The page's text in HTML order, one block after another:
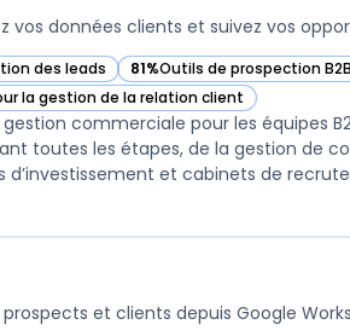
vos données clients et suivez vos
des leads
catégorie 81%Outils de prospection
— voir Charik dans cette
la gestion de la relation client
catégorie
commerciale pour les équipes
toutes les étapes, de la gestion de
d’investissement et cabinets de
prospects et clients depuis Google